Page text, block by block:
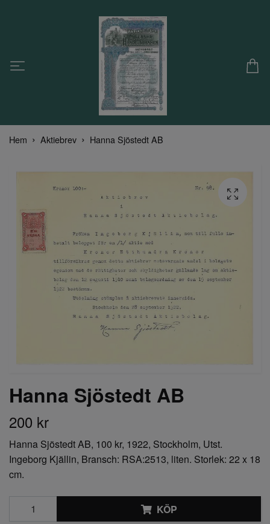
Hem Aktiebrev Hanna Sjöstedt AB
Hanna Sjöstedt AB
200 kr
Hanna Sjöstedt AB, 100 kr, 1922, Stockholm, Utst.
Ingeborg Kjällin, Bransch: RSA:2513, liten. Storlek: 22 x 18
cm.
KÖP